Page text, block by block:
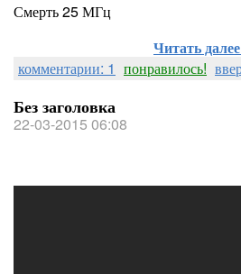
Смерть 25 МГц
Читать
комментарии: 1 понравилось!
Без заголовка
22-03-2015 06:08